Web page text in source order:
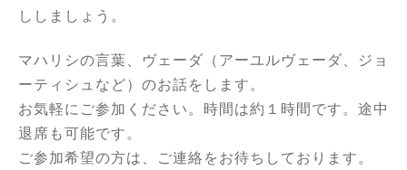
ししましょう。
マハリシの言葉、ヴェーダ（アーユルヴェーダ、ジョ
ーティシュなど）のお話をします。
お気軽にご参加ください。時間は約１時間です。途中
退席も可能です。
ご参加希望の方は、ご連絡をお待ちしております。